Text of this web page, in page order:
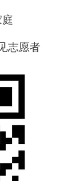
志愿者